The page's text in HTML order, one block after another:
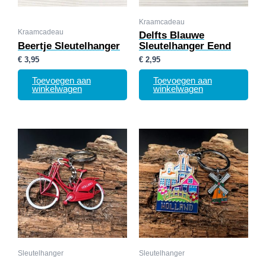
Kraamcadeau
Beertje Sleutelhanger
€ 3,95
Toevoegen aan
winkelwagen
Kraamcadeau
Delfts Blauwe
Sleutelhanger Eend
€ 2,95
Toevoegen aan
winkelwagen
Sleutelhanger Sleutelhanger